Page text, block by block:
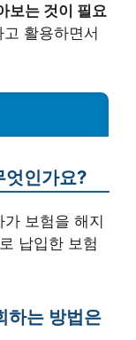
보는 것이 필요
활용하면서
엇인가요?
보험을 해지
납입한 보험
하는 방법은